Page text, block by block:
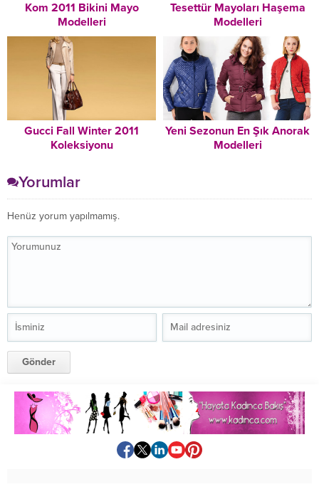
Kom 2011 Bikini Mayo
Modelleri
Tesettür Mayoları Haşema
Modelleri
Gucci Fall Winter 2011
Koleksiyonu
Yeni Sezonun En Şık Anorak
Modelleri
Yorumlar
Henüz yorum yapılmamış.